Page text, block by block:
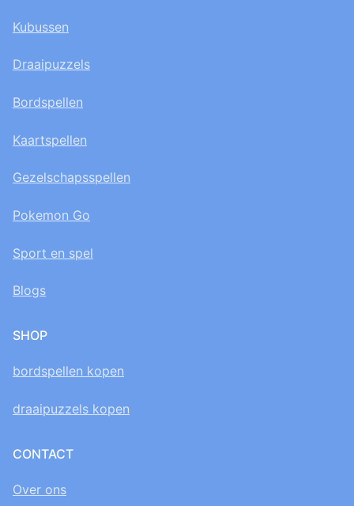
Kubussen
Draaipuzzels
Bordspellen
Kaartspellen
Gezelschapsspellen
Pokemon Go
Sport en spel
Blogs
SHOP
bordspellen kopen
draaipuzzels kopen
CONTACT
Over ons